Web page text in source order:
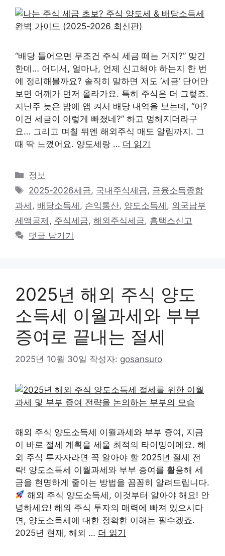
“배당 들어오면 무조건 주식 세금 떼는 거지?” 맞긴
한데… 어디서, 얼마나, 언제 신고해야 하는지 한 번
에 정리해볼까요? 솔직히 말하면 저도 ‘세금’ 단어만
보면 어깨가 먼저 올라가요. 특히 주식은 더 그렇죠.
지난주 늦은 밤에 앱 켜서 배당 내역을 보는데, “어?
이건 세금이 이렇게 빠졌네?” 하고 멍해지더라구
요… 그리고 며칠 뒤엔 해외주식 매도 알림까지. 그
때 딱 느꼈어요. 양도세랑 … 더 읽기
카
테
리
정보
태
그
2025-2026세금, 국내주식세금, 금융소득종합
과세 , 배당소득세 , 손익통산, 양도소득세 , 외국납부
세액공제 , 주식세금, 해외주식세금, 홈택스신고
댓글 남기기
2025년 해외 주식 양도
소득세 이월과세와 부부
증여로 끝내는 절세
2025년 10월 30일 작성자: gosansuro
해외 주식 양도소득세 이월과세와 부부 증여, 지금
이 바로 절세 계획을 세울 최적의 타이밍이에요. 해
외 주식 투자자라면 꼭 알아야 할 2025년 절세 전
략! 양도소득세 이월과세와 부부 증여를 활용해 세
금을 현명하게 줄이는 방법을 꼼꼼히 알려드립니다.
해외 주식 양도소득세, 이것부터 알아야 해요! 안
녕하세요! 해외 주식 투자의 매력에 빠져 있으시다
면, 양도소득세에 대한 정확한 이해는 필수겠죠.
2025년 현재, 해외 … 더 읽기